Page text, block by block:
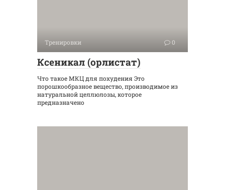
Тренировки 0
Ксеникал (орлистат)
Что такое МКЦ для похудения Это
порошкообразное вещество, производимое из
натуральной целлюлозы, которое
предназначено